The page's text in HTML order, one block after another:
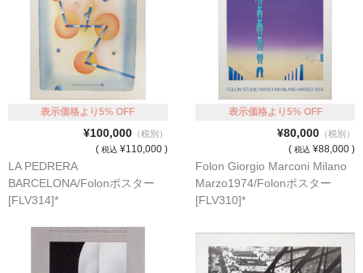
表示価格より5% OFF
¥100,000（税別）
( 税込 ¥110,000 )
LA PEDRERA
BARCELONA/Folonポスター
[FLV314]*
表示価格より5% OFF
¥80,000（税別）
( 税込 ¥88,000 )
Folon Giorgio Marconi Milano
Marzo1974/Folonポスター
[FLV310]*